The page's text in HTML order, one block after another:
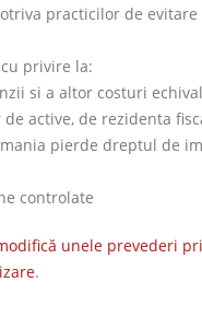
practicilor de
privire la:
si a altor costuri
active, de rezidenta
pierde dreptul de
controlate
unele prevederi
.